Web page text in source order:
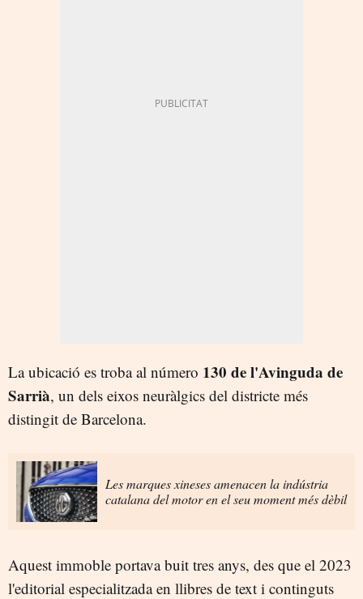
La ubicació es troba al número 130 de l'Avinguda de
Sarrià, un dels eixos neuràlgics del districte més
distingit de Barcelona.
Les marques xineses amenacen la indústria
catalana del motor en el seu moment més dèbil
Aquest immoble portava buit tres anys, des que el 2023
l'editorial especialitzada en llibres de text i continguts